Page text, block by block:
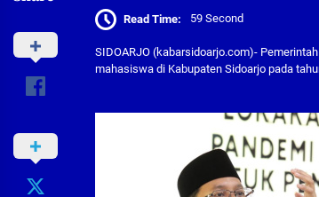
Read Time: 59 Second
SIDOARJO (kabarsidoarjo.com)-
mahasiswa di Kabupaten Sidoarjo pada